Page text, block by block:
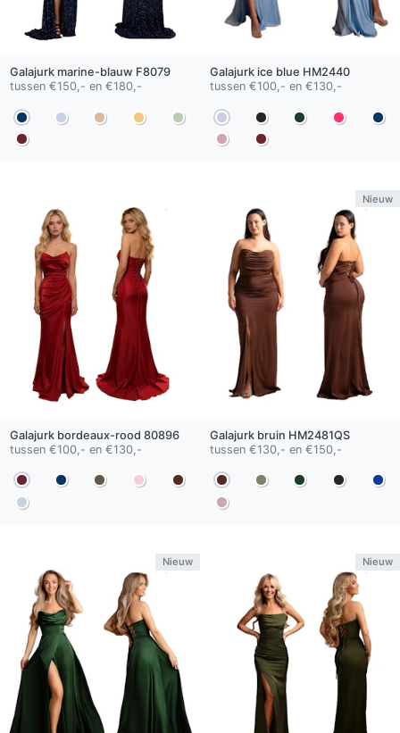
Galajurk marine-blauw F8079
tussen €150,- en €180,-
Galajurk ice blue HM2440
tussen €100,- en €130,-
Galajurk bordeaux-rood 80896
tussen €100,- en €130,-
Nieuw
Galajurk bruin HM2481QS
tussen €130,- en €150,-
Nieuw Nieuw